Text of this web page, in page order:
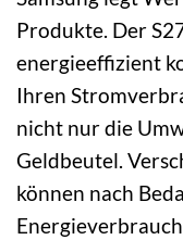
Produkte. Der
energieeffizient
Ihren
nicht nur die
Geldbeutel.
können nach